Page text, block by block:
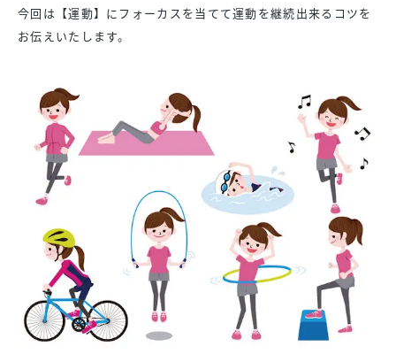
今回は【運動】 にフォーカスを当てて運動を継続出来るコツを
お伝えいたします。